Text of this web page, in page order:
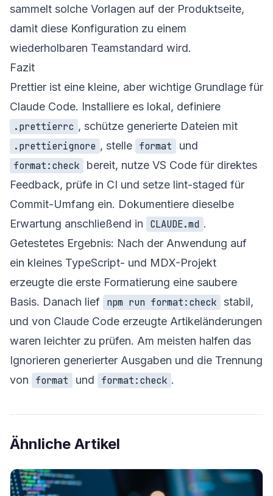
sammelt solche Vorlagen auf der Produktseite,
damit diese Konfiguration zu einem
wiederholbaren Teamstandard wird.
Fazit
Prettier ist eine kleine, aber wichtige Grundlage für
Claude Code. Installiere es lokal, definiere
.prettierrc , schütze generierte Dateien mit
.prettierignore , stelle format
und
format:check
bereit, nutze VS Code für direktes
Feedback, prüfe in CI und setze lint-staged für
Commit-Umfang ein. Dokumentiere dieselbe
Erwartung anschließend in
CLAUDE.md .
Getestetes Ergebnis: Nach der Anwendung auf
ein kleines TypeScript- und MDX-Projekt
erzeugte die erste Formatierung eine saubere
Basis. Danach lief npm run format:check stabil,
und von Claude Code erzeugte Artikeländerungen
waren leichter zu prüfen. Am meisten halfen das
Ignorieren generierter Ausgaben und die Trennung
von
format und format:check .
Ähnliche Artikel